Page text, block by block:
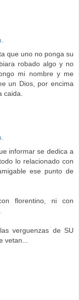
que uno no ponga su
robado algo y no
mi nombre y me
un Dios, por encima
caida.
informar se dedica a
lo relacionado con
ese punto de
florentino, ni con
verguenzas de SU
vetan...